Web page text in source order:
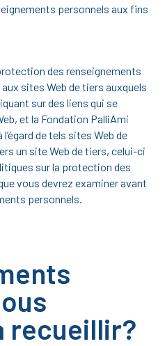
personnels aux fins
des renseignements
sites Web de tiers auxquels
sur des liens qui se
et la Fondation PalliAmi
de tels sites Web de
un site Web de tiers, celui-ci
sur la protection des
vous devrez examiner avant
personnels.
recueillir?